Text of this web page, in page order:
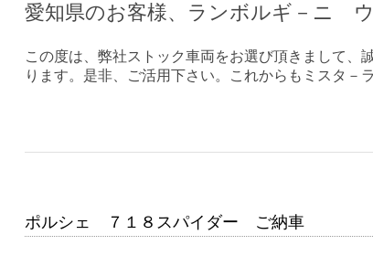
愛知県のお客様、ランボルギ－ニ ウ
この度は、弊社ストック車両をお選び頂きまして、
ります。是非、ご活用下さい。これからもミスタ
ポルシェ ７１８スパイダー ご納車